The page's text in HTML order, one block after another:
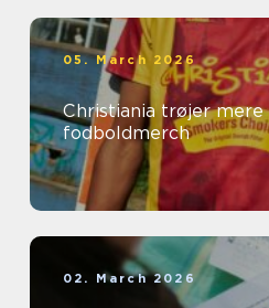
05. March 2026
Christiania trøjer mere end bare
fodboldmerch
02. March 2026